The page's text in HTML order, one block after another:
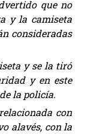
que no
y la camiseta
consideradas
y se la tiró
y en este
la policía.
con
alavés, con la